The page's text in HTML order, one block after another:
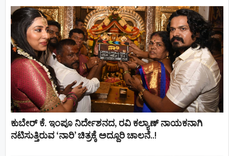
ಕುಬೇರ್ ಕೆ. ಇಂಪೂ ನಿರ್ದೇಶನದ, ರವಿ ಕಲ್ಯಾಣ್‍ ನಾಯಕನಾಗಿ
ನಟಿಸುತ್ತಿರುವ ‘ನಾರಿ’ ಚಿತ್ರಕ್ಕೆ ಅದ್ದೂರಿ ಚಾಲನೆ..!